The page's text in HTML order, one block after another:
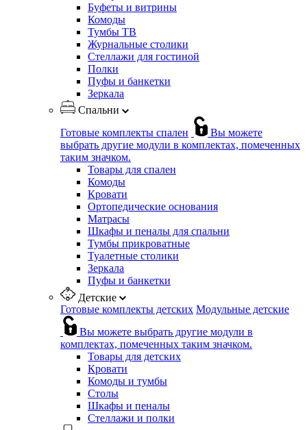
Буфеты и витрины
Комоды
Тумбы ТВ
Журнальные столики
Стеллажи для гостиной
Полки
Пуфы и банкетки
Зеркала
Спальни
Готовые комплекты спален
Вы можете
выбрать другие модули в комплектах, помеченных
таким значком.
Товары для спален
Комоды
Кровати
Ортопедические основания
Матрасы
Шкафы и пеналы для спальни
Тумбы прикроватные
Туалетные столики
Зеркала
Пуфы и банкетки
Детские
Готовые комплекты детских Модульные детские
Вы можете выбрать другие модули в
комплектах, помеченных таким значком.
Товары для детских
Кровати
Комоды и тумбы
Столы
Шкафы и пеналы
Стеллажи и полки